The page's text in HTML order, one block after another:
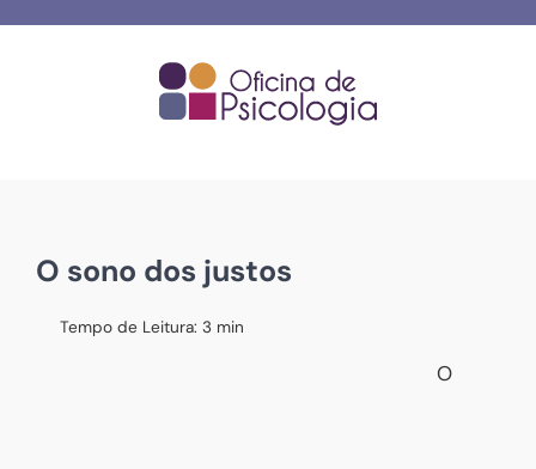
O sono dos justos
Tempo de Leitura: 3 min
O